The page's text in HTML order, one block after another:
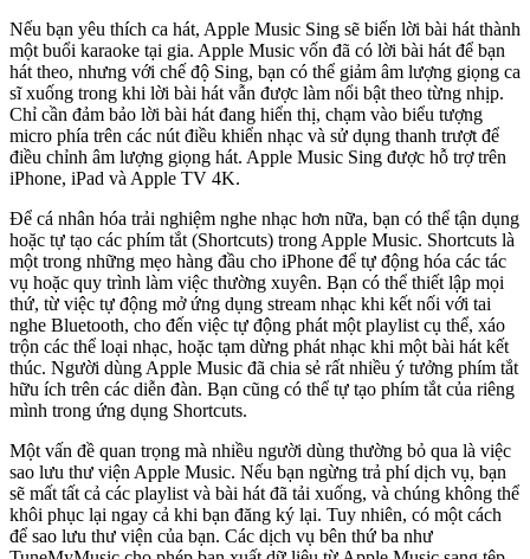
Nếu bạn yêu thích ca hát, Apple Music Sing sẽ biến lời bài hát thành
một buổi karaoke tại gia. Apple Music vốn đã có lời bài hát để bạn
hát theo, nhưng với chế độ Sing, bạn có thể giảm âm lượng giọng ca
sĩ xuống trong khi lời bài hát vẫn được làm nổi bật theo từng nhịp.
Chỉ cần đảm bảo lời bài hát đang hiển thị, chạm vào biểu tượng
micro phía trên các nút điều khiển nhạc và sử dụng thanh trượt để
điều chỉnh âm lượng giọng hát. Apple Music Sing được hỗ trợ trên
iPhone, iPad và Apple TV 4K.
Để cá nhân hóa trải nghiệm nghe nhạc hơn nữa, bạn có thể tận dụng
hoặc tự tạo các phím tắt (Shortcuts) trong Apple Music. Shortcuts là
một trong những mẹo hàng đầu cho iPhone để tự động hóa các tác
vụ hoặc quy trình làm việc thường xuyên. Bạn có thể thiết lập mọi
thứ, từ việc tự động mở ứng dụng stream nhạc khi kết nối với tai
nghe Bluetooth, cho đến việc tự động phát một playlist cụ thể, xáo
trộn các thể loại nhạc, hoặc tạm dừng phát nhạc khi một bài hát kết
thúc. Người dùng Apple Music đã chia sẻ rất nhiều ý tưởng phím tắt
hữu ích trên các diễn đàn. Bạn cũng có thể tự tạo phím tắt của riêng
mình trong ứng dụng Shortcuts.
Một vấn đề quan trọng mà nhiều người dùng thường bỏ qua là việc
sao lưu thư viện Apple Music. Nếu bạn ngừng trả phí dịch vụ, bạn
sẽ mất tất cả các playlist và bài hát đã tải xuống, và chúng không thể
khôi phục lại ngay cả khi bạn đăng ký lại. Tuy nhiên, có một cách
để sao lưu thư viện của bạn. Các dịch vụ bên thứ ba như